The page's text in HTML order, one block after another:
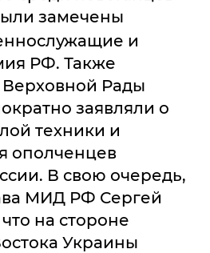
замечены
и
РФ. Также
Верховной Рады
заявляли о
техники и
ополченцев
В свою очередь,
МИД РФ Сергей
на стороне
Украины